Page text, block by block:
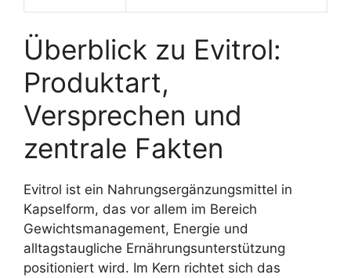
Überblick zu Evitrol:
Produktart,
Versprechen und
zentrale Fakten
Evitrol ist ein Nahrungsergänzungsmittel in
Kapselform, das vor allem im Bereich
Gewichtsmanagement, Energie und
alltagstaugliche Ernährungsunterstützung
positioniert wird. Im Kern richtet sich das